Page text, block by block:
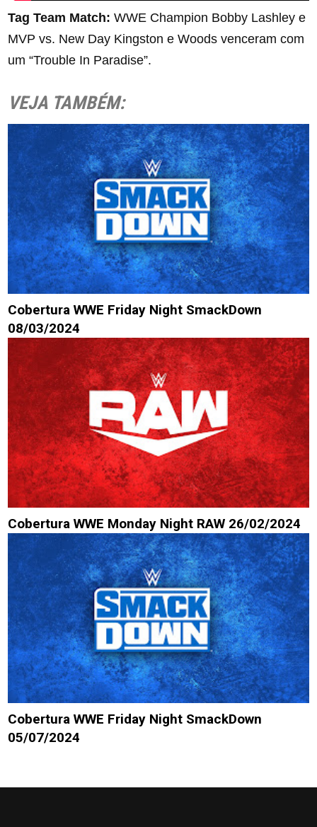
Tag Team Match:WWE Champion Bobby Lashley e
MVP vs. New Day Kingston e Woods venceram com
um “Trouble In Paradise”.
VEJA TAMBÉM:
Cobertura WWE Friday Night SmackDown
08/03/2024
Cobertura WWE Monday Night RAW 26/02/2024
Cobertura WWE Friday Night SmackDown
05/07/2024